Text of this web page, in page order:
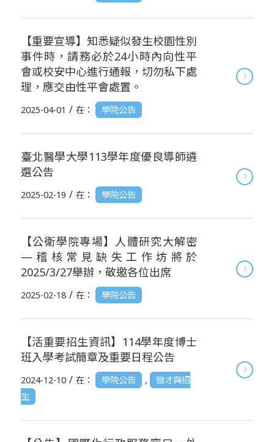
【重要宣導】知悉疑似發生校園性別
事件時，請務必於24小時內向性平
會或校安中心進行通報，切勿私下處
理，應交由性平會處置。
2025-04-01 / 在： 學院公告
臺北醫學大學113學年度優良導師遴
選公告
2025-02-19 / 在： 學院公告
【公衛學院專場】人體研究大解密
—稽核常見缺失工作坊將於
2025/3/27舉辦，敬邀各位出席
2025-02-18 / 在： 學院公告
【活重要招生資訊】114學年度博士
班入學考試簡章及重要日程公告
2024-12-10 / 在： 學院公告 ,
徵才與招
生